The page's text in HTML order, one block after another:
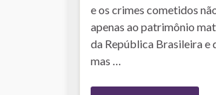
e os crimes cometidos
apenas ao patrimônio
da República Brasileira e
mas …